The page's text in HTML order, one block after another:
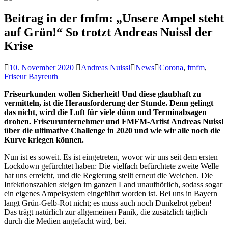
Beitrag in der fmfm: „Unsere Ampel steht
auf Grün!“ So trotzt Andreas Nuissl der
Krise
10. November 2020 Andreas Nuissl News Corona, fmfm,
Friseur Bayreuth
Friseurkunden wollen Sicherheit! Und diese glaubhaft zu
vermitteln, ist die Herausforderung der Stunde. Denn gelingt
das nicht, wird die Luft für viele dünn und Terminabsagen
drohen. Friseurunternehmer und FMFM-Artist Andreas Nuissl
über die ultimative Challenge in 2020 und wie wir alle noch die
Kurve kriegen können.
Nun ist es soweit. Es ist eingetreten, wovor wir uns seit dem ersten
Lockdown gefürchtet haben: Die vielfach befürchtete zweite Welle
hat uns erreicht, und die Regierung stellt erneut die Weichen. Die
Infektionszahlen steigen im ganzen Land unaufhörlich, sodass sogar
ein eigenes Ampelsystem eingeführt worden ist. Bei uns in Bayern
langt Grün-Gelb-Rot nicht; es muss auch noch Dunkelrot geben!
Das trägt natürlich zur allgemeinen Panik, die zusätzlich täglich
durch die Medien angefacht wird, bei.